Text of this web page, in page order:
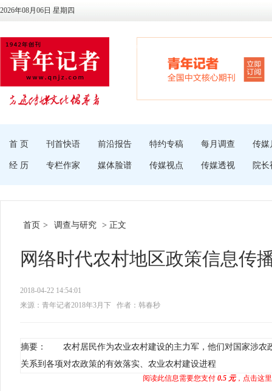
2026年08月06日 星期四
首 页 刊首快语 前沿报告 特约专稿 每月调查 传媒
经 历 专栏作家 媒体脸谱 传媒视点 传媒透视 院长
首页 > 调查与研究 > 正文
网络时代农村地区政策信息传
2018-04-22 14:54:01
来源：青年记者2018年3月下
作者：韩春秒
摘要： 农村居民作为农业农村建设的主力军，他们对国家涉农
关系到各项对农政策的有效落实、农业农村建设进程
阅读此信息需要您支付 0.5 元，点击这